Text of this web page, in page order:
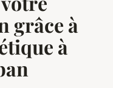
grâce à
à